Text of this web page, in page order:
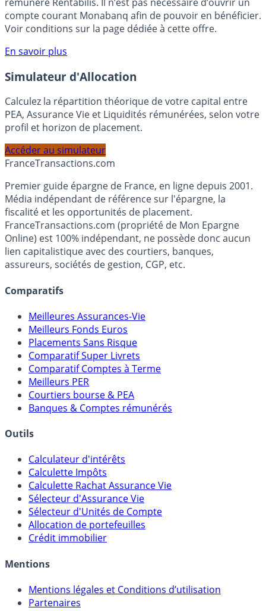
votre épargne, auprès de Monabanq, via le compte
rémunéré Rentabilis. Il n’est pas nécessaire d’ouvrir un
Voir conditions sur la page dédiée à cette offre.
En savoir plus
Simulateur d'Allocation
Calculez la répartition théorique de votre capital entre
profil et horizon de placement.
FranceTransactions.com
Premier guide épargne de France, en ligne depuis 2001.
Média indépendant de référence sur l'épargne, la
fiscalité et les opportunités de placement.
FranceTransactions.com (propriété de Mon Epargne
Online) est 100% indépendant, ne possède donc aucun
assureurs, sociétés de gestion, CGP, etc.
Comparatifs
Meilleures Assurances-Vie
Meilleurs Fonds Euros
Placements Sans Risque
Comparatif Super Livrets
Comparatif Comptes à Terme
Meilleurs PER
Banques & Comptes rémunérés
Outils
Calculateur d'intérêts
Calculette Impôts
Calculette Rachat Assurance Vie
Sélecteur d'Assurance Vie
Sélecteur d'Unités de Compte
Crédit immobilier
Mentions